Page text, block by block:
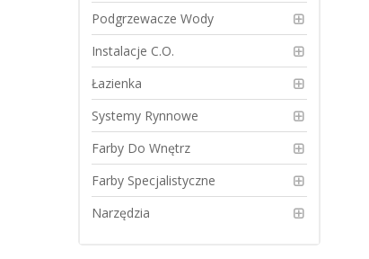
Podgrzewacze Wody
Instalacje C.O.
Łazienka
Systemy Rynnowe
Farby Do Wnętrz
Farby Specjalistyczne
Narzędzia